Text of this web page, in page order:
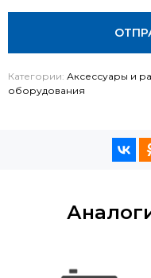
Категории: Аксессуары и
оборудования